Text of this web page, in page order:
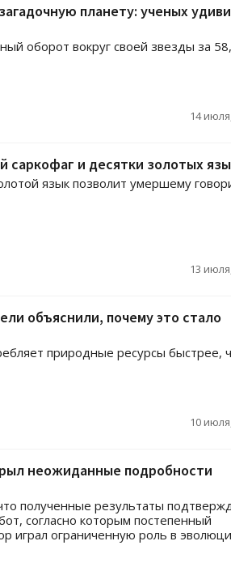
планету: ученых
оборот вокруг своей звезды за
14
саркофаг и десятки золотых
язык позволит умершему
13
объяснили, почему это стало
природные ресурсы быстрее,
10
неожиданные подробности
полученные результаты
согласно которым постепенный
играл ограниченную роль в